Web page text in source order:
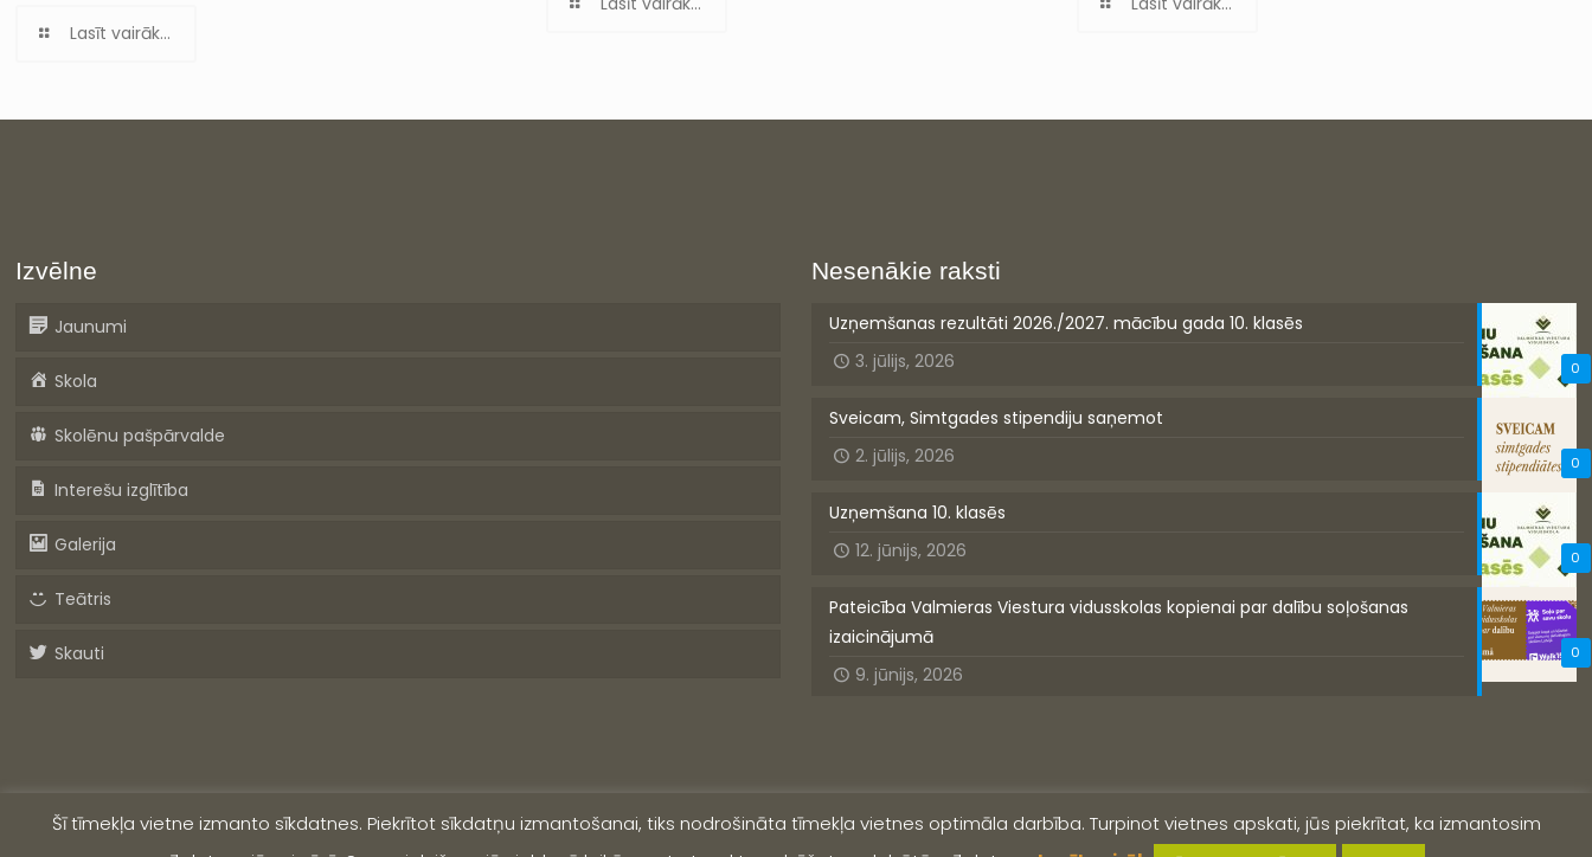
Lasīt vairāk...
Izvēlne
Jaunumi
Skola
Skolēnu pašpārvalde
Interešu izglītība
Galerija
Teātris
Skauti
Nesenākie raksti
0
Uzņemšanas rezultāti 2026./2027. mācību gada 10. klasēs
3. jūlijs, 2026
0
Sveicam, Simtgades stipendiju saņemot
2. jūlijs, 2026
0
Uzņemšana 10. klasēs
12. jūnijs, 2026
0
Pateicība Valmieras Viestura vidusskolas kopienai par dalību soļošanas
izaicinājumā
9. jūnijs, 2026
Šī tīmekļa vietne izmanto sīkdatnes. Piekrītot sīkdatņu izmantošanai, tiks nodrošināta tīmekļa vietnes optimāla darbība. Turpinot vietnes apskati, jūs piekrītat, ka izmantosim